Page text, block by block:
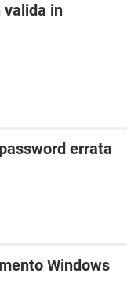
valida in
errata
Windows